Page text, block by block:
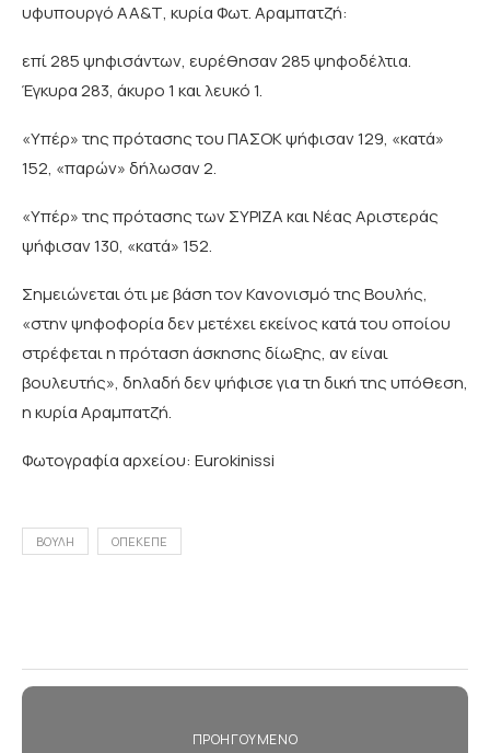
υφυπουργό ΑΑ&Τ, κυρία Φωτ. Αραμπατζή:
επί 285 ψηφισάντων, ευρέθησαν 285 ψηφοδέλτια.
Έγκυρα 283, άκυρο 1 και λευκό 1.
«Υπέρ» της πρότασης του ΠΑΣΟΚ ψήφισαν 129, «κατά»
152, «παρών» δήλωσαν 2.
«Υπέρ» της πρότασης των ΣΥΡΙΖΑ και Νέας Αριστεράς
ψήφισαν 130, «κατά» 152.
Σημειώνεται ότι με βάση τον Κανονισμό της Βουλής,
«στην ψηφοφορία δεν μετέχει εκείνος κατά του οποίου
στρέφεται η πρόταση άσκησης δίωξης, αν είναι
βουλευτής», δηλαδή δεν ψήφισε για τη δική της υπόθεση,
η κυρία Αραμπατζή.
Φωτογραφία αρχείου: Eurokinissi
ΒΟΥΛΗ ΟΠΕΚΕΠΕ
ΠΡΟΗΓΟΎΜΕΝΟ